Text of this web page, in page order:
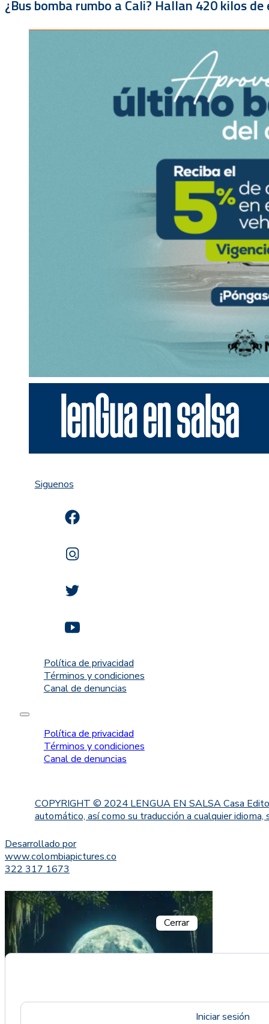
¿Bus bomba rumbo a Cali? Hallan 420 kilos
Siguenos
Política de privacidad
Términos y condiciones
Canal de denuncias
Política de privacidad
Términos y condiciones
Canal de denuncias
COPYRIGHT © 2024 LENGUA EN SALSA Casa
automático, así como su traducción a cualquier
Desarrollado por
www.colombiapictures.co
322 317 1673
Cerrar
Iniciar sesión